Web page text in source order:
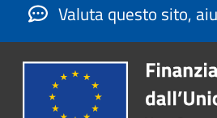
Valuta questo sito,